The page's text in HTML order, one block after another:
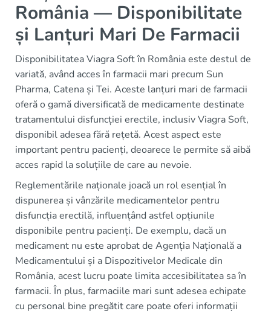
România — Disponibilitate
și Lanțuri Mari De Farmacii
Disponibilitatea Viagra Soft în România este destul de
variată, având acces în farmacii mari precum Sun
Pharma, Catena și Tei. Aceste lanțuri mari de farmacii
oferă o gamă diversificată de medicamente destinate
tratamentului disfuncției erectile, inclusiv Viagra Soft,
disponibil adesea fără rețetă. Acest aspect este
important pentru pacienți, deoarece le permite să aibă
acces rapid la soluțiile de care au nevoie.
Reglementările naționale joacă un rol esențial în
dispunerea și vânzările medicamentelor pentru
disfuncția erectilă, influențând astfel opțiunile
disponibile pentru pacienți. De exemplu, dacă un
medicament nu este aprobat de Agenția Națională a
Medicamentului și a Dispozitivelor Medicale din
România, acest lucru poate limita accesibilitatea sa în
farmacii. În plus, farmaciile mari sunt adesea echipate
cu personal bine pregătit care poate oferi informații